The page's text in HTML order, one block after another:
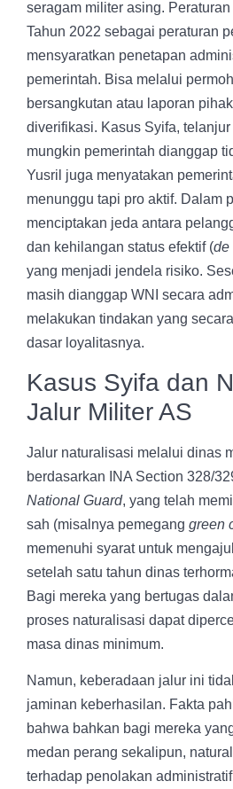
seragam militer asing.
Tahun 2022 sebagai peraturan
mensyaratkan penetapan
pemerintah. Bisa melalui
bersangkutan atau laporan
diverifikasi. Kasus Syifa,
mungkin pemerintah dianggap
Yusril juga menyatakan
menunggu tapi pro aktif. Dalam
menciptakan jeda antara
dan kehilangan status efektif (de
yang menjadi jendela risiko.
masih dianggap WNI secara
melakukan tindakan yang
dasar loyalitasnya.
Kasus Syifa dan
Jalur Militer AS
Jalur naturalisasi melalui dinas
berdasarkan INA Section 328/
National Guard, yang telah
sah (misalnya pemegang green
memenuhi syarat untuk
setelah satu tahun dinas
Bagi mereka yang bertugas
proses naturalisasi dapat
masa dinas minimum.
Namun, keberadaan jalur ini
jaminan keberhasilan. Fakta
bahwa bahkan bagi mereka
medan perang sekalipun,
terhadap penolakan